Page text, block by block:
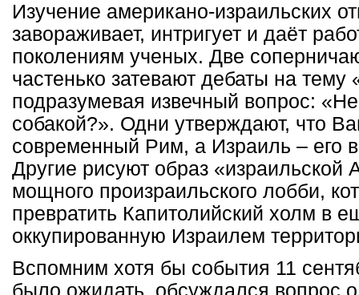
Изучение американо-израильских
завораживает, интригует и даёт
поколениям ученых. Две
частенько затевают дебаты на тему
подразумевая извечный вопрос:
собакой?». Одни утверждают, что
современный Рим, а Израиль – его
Другие рисуют образ «израильской
мощного произраильского лобби,
превратить Капитолийский холм в
оккупированную Израилем
Вспомним хотя бы события 11
было ожидать, обсуждался вопрос